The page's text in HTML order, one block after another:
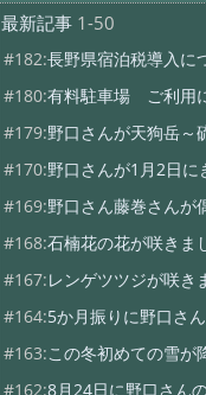
最新記事1-50
#182:長野県宿泊税導入に
#180:有料駐車場 ご利用
#179:野口さんが天狗岳～
#170:野口さんが1月2日に
#169:野口さん藤巻さんが
#168:石楠花の花が咲きま
#167:レンゲツツジが咲き
#164:5か月振りに野口さ
#163:この冬初めての雪が
#162:8月24日に野口さん